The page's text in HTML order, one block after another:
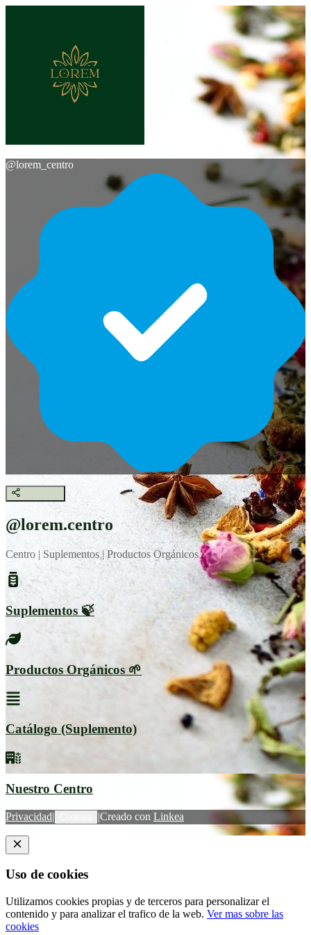
@lorem_centro
@lorem.centro
Centro | Suplementos | Productos Orgánicos
Suplementos 🍃
Productos Orgánicos 🌱
Catálogo (Suplemento)
Nuestro Centro
Privacidad| |Creado con Linkea
Uso de cookies
Utilizamos cookies propias y de terceros para personalizar el
contenido y para analizar el trafico de la web. Ver mas sobre las
cookies